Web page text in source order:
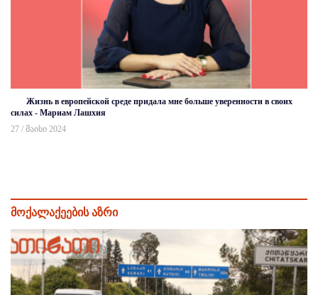
Жизнь в европейской среде придала мне больше уверенности в своих
силах - Мариам Лашхия
27 / მაისი 2024
მოქალაქეების აზრი